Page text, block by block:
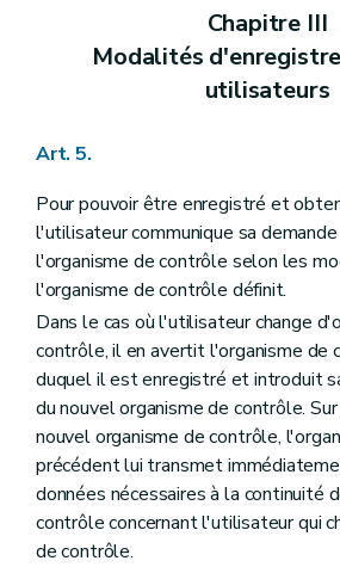
Chapitre III
Modalités
utilisateurs
Art. 5.
Pour pouvoir être enregistré et
l'utilisateur communique sa
l'organisme de contrôle selon les
l'organisme de contrôle définit.
Dans le cas où l'utilisateur change
contrôle, il en avertit l'organisme de
duquel il est enregistré et introduit
du nouvel organisme de contrôle.
nouvel organisme de contrôle,
précédent lui transmet
données nécessaires à la continuité
contrôle concernant l'utilisateur qui
de contrôle.